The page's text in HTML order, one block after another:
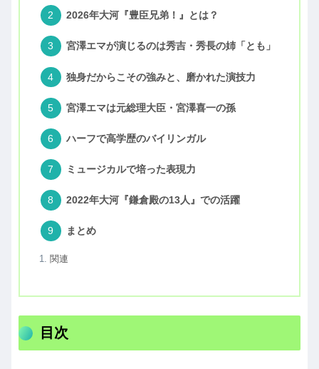
2026年大河『豊臣兄弟！』とは？
宮澤エマが演じるのは秀吉・秀長の姉「とも」
独身だからこその強みと、磨かれた演技力
宮澤エマは元総理大臣・宮澤喜一の孫
ハーフで高学歴のバイリンガル
ミュージカルで培った表現力
2022年大河『鎌倉殿の13人』での活躍
まとめ
関連
目次